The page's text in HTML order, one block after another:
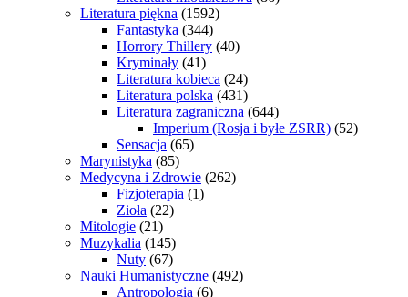
Literatura piękna (1592)
Fantastyka (344)
Horrory Thillery (40)
Kryminały (41)
Literatura kobieca (24)
Literatura polska (431)
Literatura zagraniczna (644)
Imperium (Rosja i byłe ZSRR) (52)
Sensacja (65)
Marynistyka (85)
Medycyna i Zdrowie (262)
Fizjoterapia (1)
Zioła (22)
Mitologie (21)
Muzykalia (145)
Nuty (67)
Nauki Humanistyczne (492)
Antropologia (6)